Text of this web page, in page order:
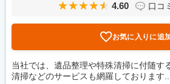
4.60 口コ
お気に入りに追
当社では、遺品整理や特殊清掃に付随す
清掃などのサービスも網羅しております...